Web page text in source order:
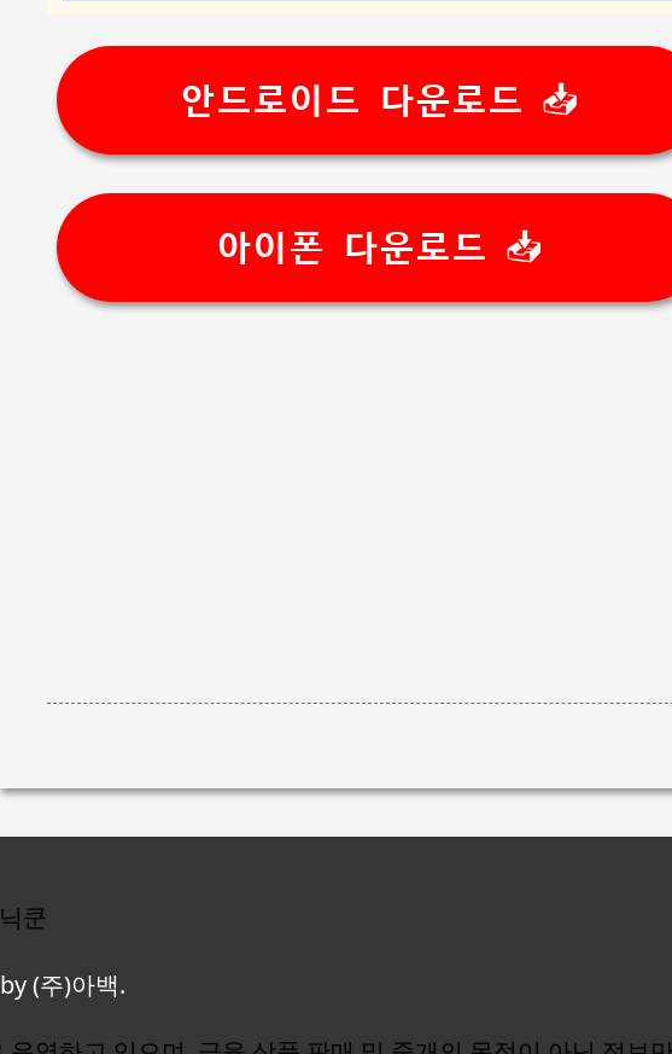
안드로이드 다운로드 📥
아이폰 다운로드 📥
쿤
(주)아백.